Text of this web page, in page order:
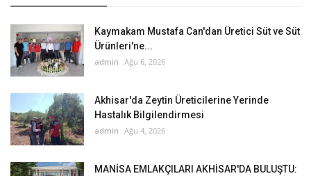
Kaymakam Mustafa Can'dan Üretici Süt ve Süt
Ürünleri'ne...
admin Ağu 6, 2026
Akhisar'da Zeytin Üreticilerine Yerinde
Hastalık Bilgilendirmesi
admin Ağu 4, 2026
MANİSA EMLAKÇILARI AKHİSAR'DA BULUŞTU: